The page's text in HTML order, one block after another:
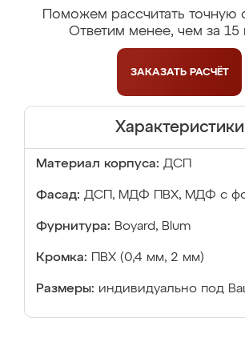
Поможем рассчитать точную
Ответим менее, чем за 15
ЗАКАЗАТЬ РАСЧЁТ
Характеристики
Материал корпуса: ДСП
Фасад: ДСП, МДФ ПВХ, МДФ с
Фурнитура: Boyard, Blum
Кромка: ПВХ (0,4 мм, 2 мм)
Размеры: индивидуально под